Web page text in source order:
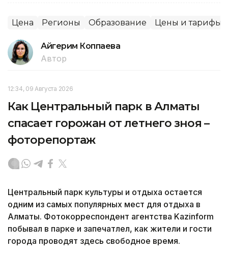
Цена Регионы Образование Цены и тарифы
Айгерим Коппаева
Автор
12:34, 09 Августа 2026
Как Центральный парк в Алматы
спасает горожан от летнего зноя –
фоторепортаж
Центральный парк культуры и отдыха остается
одним из самых популярных мест для отдыха в
Алматы. Фотокорреспондент агентства Kazinform
побывал в парке и запечатлел, как жители и гости
города проводят здесь свободное время.